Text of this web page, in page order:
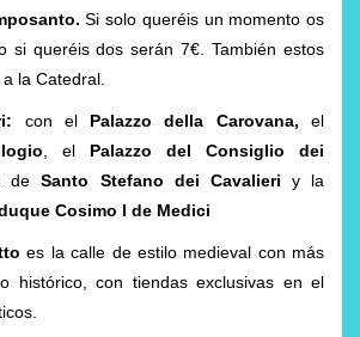
Si solo queréis un momento os
si queréis dos serán 7€. También estos
la Catedral.
con el Palazzo della Carovana, el
, el Palazzo del Consiglio dei
deSanto Stefano dei Cavalieri y la
Cosimo I de Medici
es la calle de estilo medieval con más
histórico, con tiendas exclusivas en el